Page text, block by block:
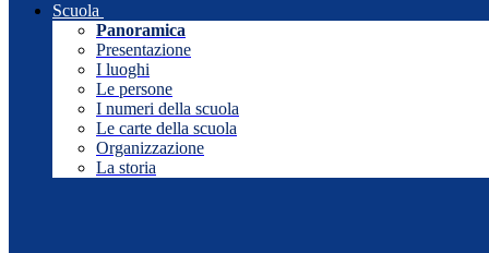
Scuola
Panoramica
Presentazione
I luoghi
Le persone
I numeri della scuola
Le carte della scuola
Organizzazione
La storia